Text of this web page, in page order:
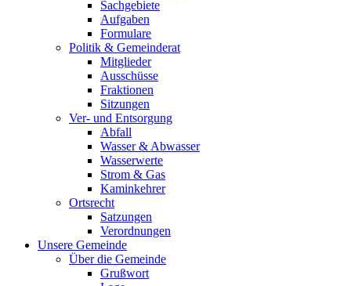
Sachgebiete
Aufgaben
Formulare
Politik & Gemeinderat
Mitglieder
Ausschüsse
Fraktionen
Sitzungen
Ver- und Entsorgung
Abfall
Wasser & Abwasser
Wasserwerte
Strom & Gas
Kaminkehrer
Ortsrecht
Satzungen
Verordnungen
Unsere Gemeinde
Über die Gemeinde
Grußwort